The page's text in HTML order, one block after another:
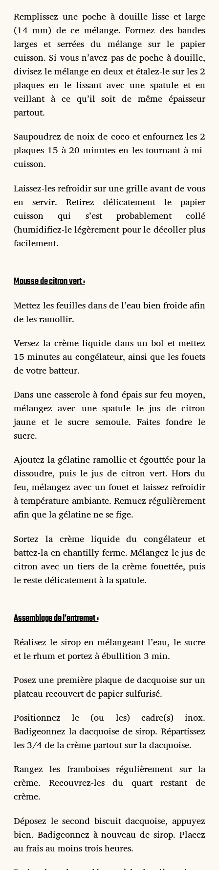
Remplissez une poche à douille lisse et large
(14 mm) de ce mélange. Formez des bandes
larges et serrées du mélange sur le papier
cuisson. Si vous n’avez pas de poche à douille,
divisez le mélange en deux et étalez-le sur les 2
plaques en le lissant avec une spatule et en
veillant à ce qu’il soit de même épaisseur
partout.
Saupoudrez de noix de coco et enfournez les 2
plaques 15 à 20 minutes en les tournant à mi-
cuisson.
Laissez-les refroidir sur une grille avant de vous
en servir. Retirez délicatement le papier
cuisson qui s’est probablement collé
(humidifiez-le légèrement pour le décoller plus
facilement.
Mousse de citron vert :
Mettez les feuilles dans de l’eau bien froide afin
de les ramollir.
Versez la crème liquide dans un bol et mettez
15 minutes au congélateur, ainsi que les fouets
de votre batteur.
Dans une casserole à fond épais sur feu moyen,
mélangez avec une spatule le jus de citron
jaune et le sucre semoule. Faites fondre le
sucre.
Ajoutez la gélatine ramollie et égouttée pour la
dissoudre, puis le jus de citron vert. Hors du
feu, mélangez avec un fouet et laissez refroidir
à température ambiante. Remuez régulièrement
afin que la gélatine ne se fige.
Sortez la crème liquide du congélateur et
battez-la en chantilly ferme. Mélangez le jus de
citron avec un tiers de la crème fouettée, puis
le reste délicatement à la spatule.
Assemblage de l’entremet :
Réalisez le sirop en mélangeant l’eau, le sucre
et le rhum et portez à ébullition 3 min.
Posez une première plaque de dacquoise sur un
plateau recouvert de papier sulfurisé.
Positionnez le (ou les) cadre(s) inox.
Badigeonnez la dacquoise de sirop. Répartissez
les 3/4 de la crème partout sur la dacquoise.
Rangez les framboises régulièrement sur la
crème. Recouvrez-les du quart restant de
crème.
Déposez le second biscuit dacquoise, appuyez
bien. Badigeonnez à nouveau de sirop. Placez
au frais au moins trois heures.